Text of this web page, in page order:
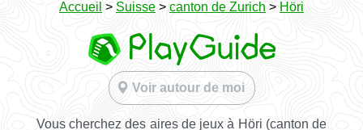
Accueil > Suisse > canton de Zurich > Höri
Voir autour de moi
Vous cherchez des aires de jeux à Höri (canton de